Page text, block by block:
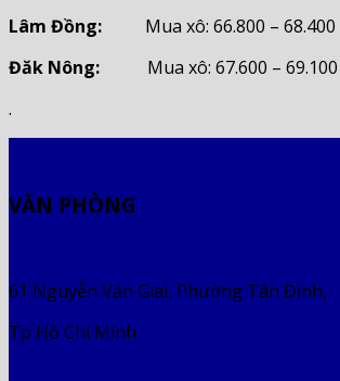
Lâm Đồng: Mua xô: 66.800 –
Đăk Nông: Mua xô: 67.600 –
.
VĂN PHÒNG
61 Nguyễn Văn Giai, Phường Tân Định,
Tp Hồ Chí Minh